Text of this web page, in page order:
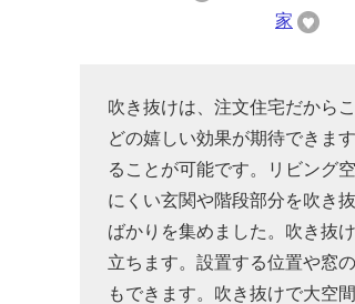
家
吹き抜けは、注文住宅だから
どの嬉しい効果が期待できま
ることが可能です。リビング
にくい玄関や階段部分を吹き
ばかりを集めました。吹き抜
立ちます。設置する位置や窓
もできます。吹き抜けで大空